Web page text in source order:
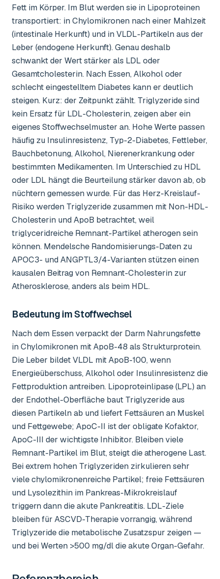
Fett im Körper. Im Blut werden sie in Lipoproteinen
transportiert: in Chylomikronen nach einer Mahlzeit
(intestinale Herkunft) und in VLDL-Partikeln aus der
Leber (endogene Herkunft). Genau deshalb
schwankt der Wert stärker als LDL oder
Gesamtcholesterin. Nach Essen, Alkohol oder
schlecht eingestelltem Diabetes kann er deutlich
steigen. Kurz: der Zeitpunkt zählt. Triglyzeride sind
kein Ersatz für LDL-Cholesterin, zeigen aber ein
eigenes Stoffwechselmuster an. Hohe Werte passen
häufig zu Insulinresistenz, Typ-2-Diabetes, Fettleber,
Bauchbetonung, Alkohol, Nierenerkrankung oder
bestimmten Medikamenten. Im Unterschied zu HDL
oder LDL hängt die Beurteilung stärker davon ab, ob
nüchtern gemessen wurde. Für das Herz-Kreislauf-
Risiko werden Triglyzeride zusammen mit Non-HDL-
Cholesterin und ApoB betrachtet, weil
triglyceridreiche Remnant-Partikel atherogen sein
können. Mendelsche Randomisierungs-Daten zu
APOC3- und ANGPTL3/4-Varianten stützen einen
kausalen Beitrag von Remnant-Cholesterin zur
Atherosklerose, anders als beim HDL.
Bedeutung im Stoffwechsel
Nach dem Essen verpackt der Darm Nahrungsfette
in Chylomikronen mit ApoB-48 als Strukturprotein.
Die Leber bildet VLDL mit ApoB-100, wenn
Energieüberschuss, Alkohol oder Insulinresistenz die
Fettproduktion antreiben. Lipoproteinlipase (LPL) an
der Endothel-Oberfläche baut Triglyzeride aus
diesen Partikeln ab und liefert Fettsäuren an Muskel
und Fettgewebe; ApoC-II ist der obligate Kofaktor,
ApoC-III der wichtigste Inhibitor. Bleiben viele
Remnant-Partikel im Blut, steigt die atherogene Last.
Bei extrem hohen Triglyzeriden zirkulieren sehr
viele chylomikronenreiche Partikel; freie Fettsäuren
und Lysolezithin im Pankreas-Mikrokreislauf
triggern dann die akute Pankreatitis. LDL-Ziele
bleiben für ASCVD-Therapie vorrangig, während
Triglyzeride die metabolische Zusatzspur zeigen —
und bei Werten >500 mg/dl die akute Organ-Gefahr.